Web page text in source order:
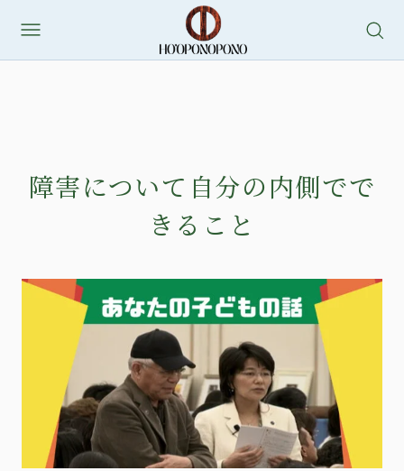
障害について自分の内側でで
きること